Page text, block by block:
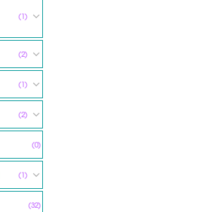
(1)
(2)
(1)
(2)
(0)
(1)
(32)